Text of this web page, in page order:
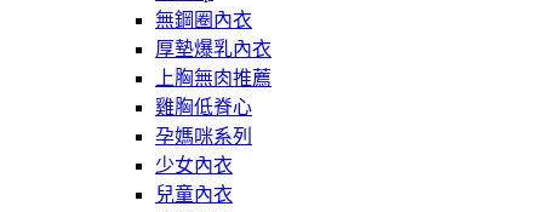
無鋼圈內衣
厚墊爆乳內衣
上胸無肉推薦
雞胸低脊心
孕媽咪系列
少女內衣
兒童內衣